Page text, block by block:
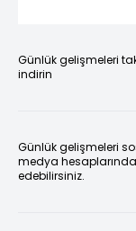
Günlük gelişmeleri
indirin
Günlük gelişmeleri
medya
edebilirsiniz.